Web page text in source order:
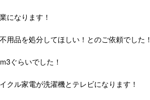
になります！
用品を処分してほしい！とのご依頼でした！
ぐらいでした！
クル家電が洗濯機とテレビになります！